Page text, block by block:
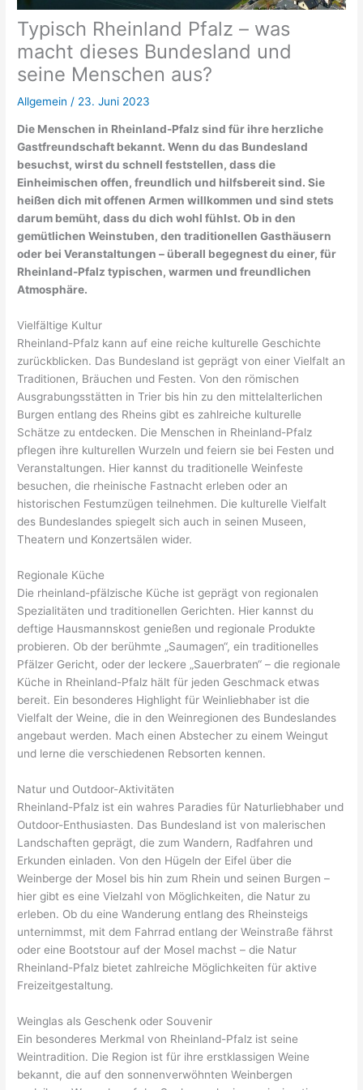
Typisch Rheinland Pfalz – was
macht dieses Bundesland und
seine Menschen aus?
Allgemein / 23. Juni 2023
Die Menschen in Rheinland-Pfalz sind für ihre herzliche
Gastfreundschaft bekannt. Wenn du das Bundesland
besuchst, wirst du schnell feststellen, dass die
Einheimischen offen, freundlich und hilfsbereit sind. Sie
heißen dich mit offenen Armen willkommen und sind stets
darum bemüht, dass du dich wohl fühlst. Ob in den
gemütlichen Weinstuben, den traditionellen Gasthäusern
oder bei Veranstaltungen – überall begegnest du einer, für
Rheinland-Pfalz typischen, warmen und freundlichen
Atmosphäre.
Vielfältige Kultur
Rheinland-Pfalz kann auf eine reiche kulturelle Geschichte
zurückblicken. Das Bundesland ist geprägt von einer Vielfalt an
Traditionen, Bräuchen und Festen. Von den römischen
Ausgrabungsstätten in Trier bis hin zu den mittelalterlichen
Burgen entlang des Rheins gibt es zahlreiche kulturelle
Schätze zu entdecken. Die Menschen in Rheinland-Pfalz
pflegen ihre kulturellen Wurzeln und feiern sie bei Festen und
Veranstaltungen. Hier kannst du traditionelle Weinfeste
besuchen, die rheinische Fastnacht erleben oder an
historischen Festumzügen teilnehmen. Die kulturelle Vielfalt
des Bundeslandes spiegelt sich auch in seinen Museen,
Theatern und Konzertsälen wider.
Regionale Küche
Die rheinland-pfälzische Küche ist geprägt von regionalen
Spezialitäten und traditionellen Gerichten. Hier kannst du
deftige Hausmannskost genießen und regionale Produkte
probieren. Ob der berühmte „Saumagen“, ein traditionelles
Pfälzer Gericht, oder der leckere „Sauerbraten“ – die regionale
Küche in Rheinland-Pfalz hält für jeden Geschmack etwas
bereit. Ein besonderes Highlight für Weinliebhaber ist die
Vielfalt der Weine, die in den Weinregionen des Bundeslandes
angebaut werden. Mach einen Abstecher zu einem Weingut
und lerne die verschiedenen Rebsorten kennen.
Natur und Outdoor-Aktivitäten
Rheinland-Pfalz ist ein wahres Paradies für Naturliebhaber und
Outdoor-Enthusiasten. Das Bundesland ist von malerischen
Landschaften geprägt, die zum Wandern, Radfahren und
Erkunden einladen. Von den Hügeln der Eifel über die
Weinberge der Mosel bis hin zum Rhein und seinen Burgen –
hier gibt es eine Vielzahl von Möglichkeiten, die Natur zu
erleben. Ob du eine Wanderung entlang des Rheinsteigs
unternimmst, mit dem Fahrrad entlang der Weinstraße fährst
oder eine Bootstour auf der Mosel machst – die Natur
Rheinland-Pfalz bietet zahlreiche Möglichkeiten für aktive
Freizeitgestaltung.
Weinglas als Geschenk oder Souvenir
Ein besonderes Merkmal von Rheinland-Pfalz ist seine
Weintradition. Die Region ist für ihre erstklassigen Weine
bekannt, die auf den sonnenverwöhnten Weinbergen